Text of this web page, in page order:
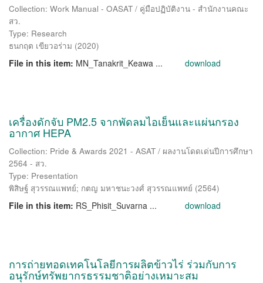
Collection: Work Manual - OASAT / คู่มือปฏิบัติงาน - สำนักงานคณะ
สว.
Type: Research
ธนกฤต เขียวอร่าม (2020)
File in this item: MN_Tanakrit_Keawa ... download
เครื่องดักจับ PM2.5 จากพัดลมไอเย็นและแผ่นกรอง
อากาศ HEPA
Collection: Pride & Awards 2021 - ASAT / ผลงานโดดเด่นปีการศึกษา
2564 - สว.
Type: Presentation
พิสิษฐ์ สุวรรณแพทย์; กตญ มหาชนะวงศ์ สุวรรณแพทย์ (2564)
File in this item: RS_Phisit_Suvarna ... download
การถ่ายทอดเทคโนโลยีการผลิตข้าวไร่ ร่วมกับการ
อนุรักษ์ทรัพยากรธรรมชาติอย่างเหมาะสม